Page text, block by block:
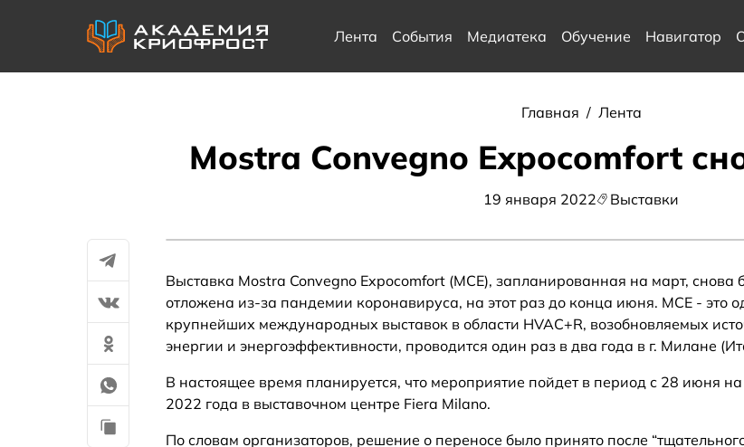
Лента События Медиатека Обучение Навигатор
Главная / Лента
Mostra Convegno Expocomfort
19 января 2022 Выставки
Выставка Mostra Convegno Expocomfort (MCE), запланированная на март, снова
отложена из-за пандемии коронавируса, на этот раз до конца июня. MCE - это
крупнейших международных выставок в области HVAC+R, возобновляемых
энергии и энергоэффективности, проводится один раз в два года в г. Милане
В настоящее время планируется, что мероприятие пойдет в период с 28 июня
2022 года в выставочном центре Fiera Milano.
По словам организаторов, решение о переносе было принято после